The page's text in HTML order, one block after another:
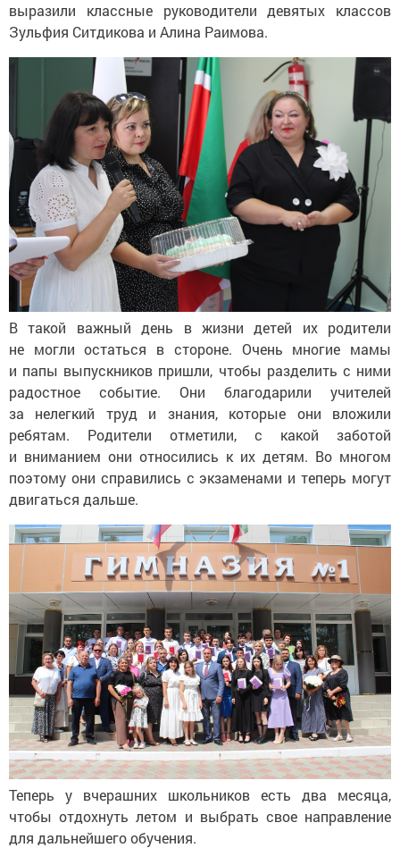
выразили классные руководители девятых классов
Зульфия Ситдикова и Алина Раимова.
В такой важный день в жизни детей их родители
не могли остаться в стороне. Очень многие мамы
и папы выпускников пришли, чтобы разделить с ними
радостное событие. Они благодарили учителей
за нелегкий труд и знания, которые они вложили
ребятам. Родители отметили, с какой заботой
и вниманием они относились к их детям. Во многом
поэтому они справились с экзаменами и теперь могут
двигаться дальше.
Теперь у вчерашних школьников есть два месяца,
чтобы отдохнуть летом и выбрать свое направление
для дальнейшего обучения.